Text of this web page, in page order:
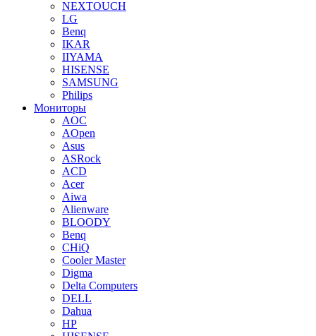
NEXTOUCH
LG
Benq
IKAR
IIYAMA
HISENSE
SAMSUNG
Philips
Мониторы
AOC
AOpen
Asus
ASRock
ACD
Acer
Aiwa
Alienware
BLOODY
Benq
CHiQ
Cooler Master
Digma
Delta Computers
DELL
Dahua
HP